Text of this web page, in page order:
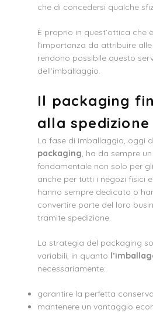
che di concedersi qualche
È proprio in quest’ottica che
l’importanza da attribuire
rendono possibile questo
dell’imballaggio.
Il packaging
alla spedizione
La fase di imballaggio, oggi
packaging, ha da sempre
fondamentale non solo per
anche per tutti i negozi fisici
hanno sempre dedicato o
convertire parte del loro
tramite spedizione.
La strategia del packaging
variabili, in quanto
necessariamente:
garantire la perfetta
mantenere un vantaggio